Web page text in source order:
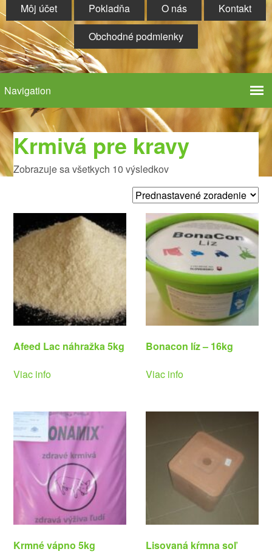
Môj účet Pokladňa O nás
Kontakt
Obchodné podmienky
Krmivá pre kravy
Zobrazuje sa všetkych 10 výsledkov
Afeed Lac náhražka 5kg
Viac info
Bonacon líz – 16kg
Viac info
Krmné vápno 5kg
Lisovaná kŕmna soľ